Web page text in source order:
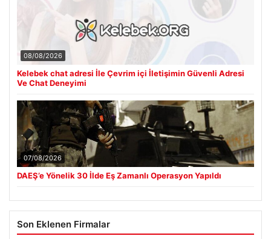
08/08/2026
Kelebek chat adresi İle Çevrim içi İletişimin Güvenli Adresi
Ve Chat Deneyimi
07/08/2026
DAEŞ’e Yönelik 30 İlde Eş Zamanlı Operasyon Yapıldı
Son Eklenen Firmalar